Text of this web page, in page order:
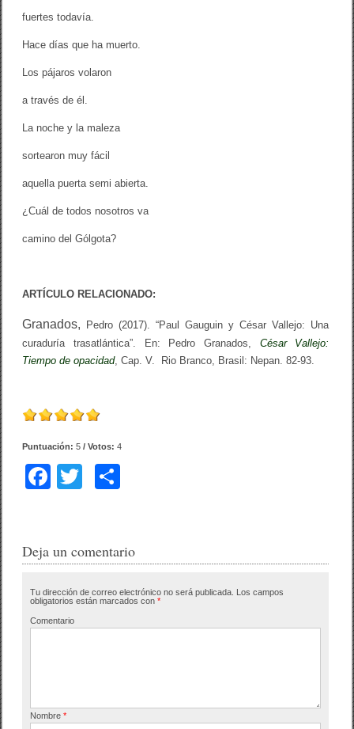
fuertes todavía.
Hace días que ha muerto.
Los pájaros volaron
a través de él.
La noche y la maleza
sortearon muy fácil
aquella puerta semi abierta.
¿Cuál de todos nosotros va
camino del Gólgota?
ARTÍCULO RELACIONADO:
Granados,
Pedro (2017). “Paul Gauguin y César Vallejo: Una
curaduría trasatlántica”. En: Pedro Granados,
César Vallejo:
Tiempo de opacidad, Cap. V. Rio Branco, Brasil: Nepan. 82-93.
Puntuación:5 / Votos:4
F
e
o
o
er p
tir
Deja un comentario
Tu dirección de correo electrónico no será publicada.
Los campos
obligatorios están marcados con*
Comentario
Nombre*